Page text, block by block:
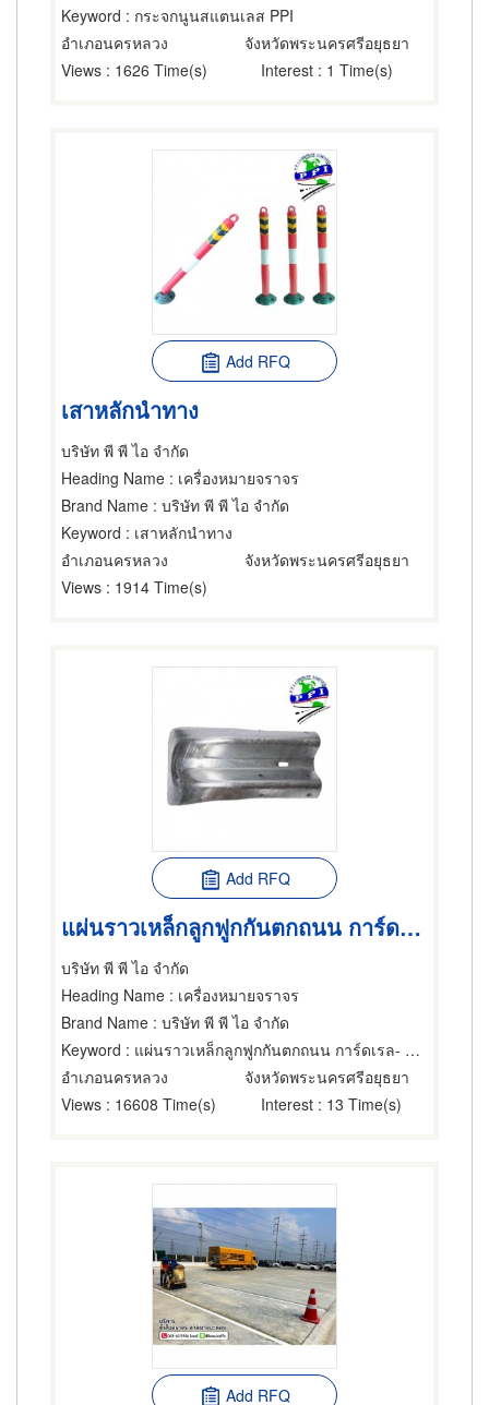
Keyword : กระจกนูนสแตนเลส PPI
อำเภอนครหลวง
จังหวัดพระนครศรีอยุธยา
Views : 1626 Time(s) Interest : 1 Time(s)
Add RFQ
เสาหลักนำทาง
บริษัท พี พี ไอ จำกัด
Heading Name : เครื่องหมายจราจร
Brand Name : บริษัท พี พี ไอ จำกัด
Keyword : เสาหลักนำทาง
อำเภอนครหลวง
จังหวัดพระนครศรีอยุธยา
Views : 1914 Time(s)
Add RFQ
แผ่นราวเหล็กลูกฟูกกันตกถนน การ์ดเรล- Guard rail มาตรฐานกรมทางหลวงเเละกรมทางหลวงชนบท
บริษัท พี พี ไอ จำกัด
Heading Name : เครื่องหมายจราจร
Brand Name : บริษัท พี พี ไอ จำกัด
Keyword : แผ่นราวเหล็กลูกฟูกกันตกถนน การ์ดเรล- Guard rail มาตรฐานกรมทางหลวงเเละกรมทางหลวงชนบท
อำเภอนครหลวง
จังหวัดพระนครศรีอยุธยา
Views : 16608 Time(s) Interest : 13 Time(s)
Add RFQ